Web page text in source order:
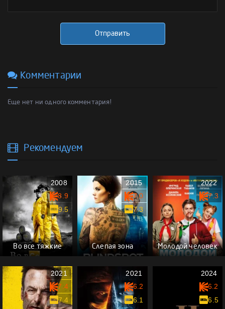
Отправить
Комментарии
Еще нет ни одного комментария!
Рекомендуем
Во все тяжкие
2008
8.9
9.5
Слепая зона
2015
7.0
7.3
Молодой человек
2022
7.3
2021
7.4
7.4
2021
6.2
6.1
2024
6.2
6.5